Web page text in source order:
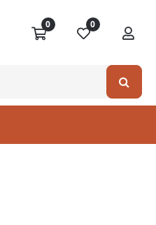
0 0